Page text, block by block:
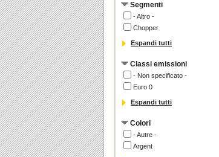
Segmenti
- Altro -
Chopper
Espandi tutti
Classi emissioni
- Non specificato -
Euro 0
Espandi tutti
Colori
- Autre -
Argent